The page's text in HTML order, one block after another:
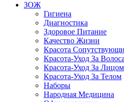
ЗОЖ
Гигиена
Диагностика
Здоровое Питание
Качество Жизни
Красота
Красота-Уход За
Красота-Уход За Лицом
Красота-Уход За Телом
Наборы
Народная Медицина